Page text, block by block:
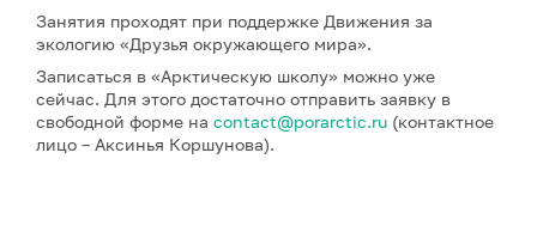
Занятия проходят при поддержке Движения за
экологию «Друзья окружающего мира».
Записаться в «Арктическую школу» можно уже
сейчас. Для этого достаточно отправить заявку в
свободной форме на contact@porarctic.ru (контактное
лицо – Аксинья Коршунова).